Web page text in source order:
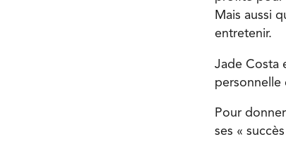
Mais aussi
entretenir.
Jade Costa
personnelle
Pour
ses «